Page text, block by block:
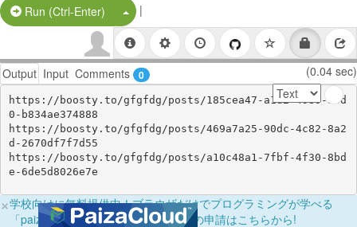
Run (Ctrl-Enter) Split Button!
|
Output Input Comments 0 (0.04 sec)
https://boosty.to/gfgfdg/posts/185cea47-a1d2-4989-abd
0-b834ae374888
https://boosty.to/gfgfdg/posts/469a7a25-90dc-4c82-8a2
d-2670df7f7d55
https://boosty.to/gfgfdg/posts/a10c48a1-7fbf-4f30-8bd
e-6de5d8026e7e
×学校向けに無料提供中！ブラウザだけでプログラミングが学べる
「paizaラーニング学校フリーパス」の申請はこちらから!